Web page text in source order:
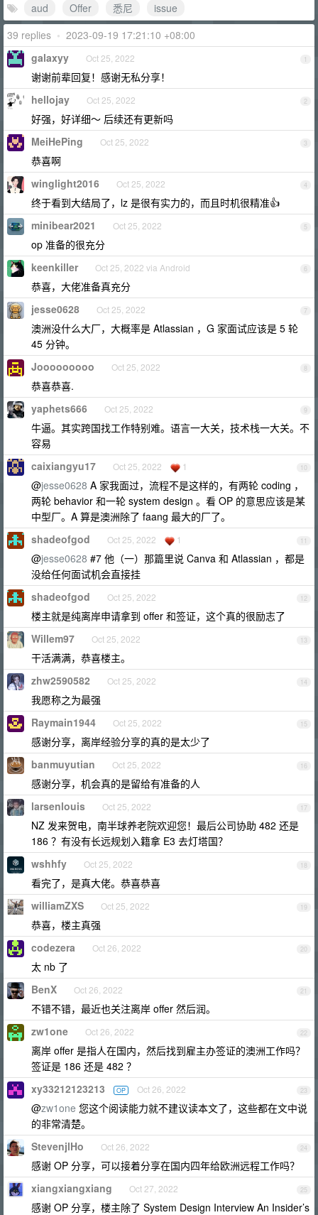
aud Offer 悉尼
issue
39 replies • 2023-09-19 17:21:10 +08:00
1
galaxyy Oct 25, 2022
谢谢前辈回复！感谢无私分享！
2
hellojay Oct 25, 2022
好强，好详细～ 后续还有更新吗
3
MeiHePing Oct 25, 2022
恭喜啊
4
winglight2016 Oct 25, 2022
终于看到大结局了，lz 是很有实力的，而且时机很精准👍
5
minibear2021 Oct 25, 2022
op 准备的很充分
6
keenkiller Oct 25, 2022 via Android
恭喜，大佬准备真充分
7
jesse0628 Oct 25, 2022
澳洲没什么大厂，大概率是 Atlassian ，G 家面试应该是 5 轮
45 分钟。
8
Jooooooooo Oct 25, 2022
恭喜恭喜.
9
yaphets666 Oct 25, 2022
牛逼。其实跨国找工作特别难。语言一大关，技术栈一大关。不
容易
10
caixiangyu17 Oct 25, 2022 1
@jesse0628 A 家我面过，流程不是这样的，有两轮 coding ，
两轮 behavior 和一轮 system design 。看 OP 的意思应该是某
中型厂。A 算是澳洲除了 faang 最大的厂了。
11
shadeofgod Oct 25, 2022 1
@jesse0628 #7 他（一）那篇里说 Canva 和 Atlassian ，都是
没给任何面试机会直接挂
12
shadeofgod Oct 25, 2022
楼主就是纯离岸申请拿到 offer 和签证，这个真的很励志了
13
Willem97 Oct 25, 2022
干活满满，恭喜楼主。
14
zhw2590582 Oct 25, 2022
我愿称之为最强
15
Raymain1944 Oct 25, 2022
感谢分享，离岸经验分享的真的是太少了
16
banmuyutian Oct 25, 2022
感谢分享，机会真的是留给有准备的人
17
larsenlouis Oct 25, 2022
NZ 发来贺电，南半球养老院欢迎您！最后公司协助 482 还是
186 ？有没有长远规划入籍拿 E3 去灯塔国？
18
wshhfy Oct 25, 2022
看完了，是真大佬。恭喜恭喜
19
williamZXS Oct 25, 2022
恭喜，楼主真强
20
codezera Oct 26, 2022
太 nb 了
21
BenX Oct 26, 2022
不错不错，最近也关注离岸 offer 然后润。
22
zw1one Oct 26, 2022
离岸 offer 是指人在国内，然后找到雇主办签证的澳洲工作吗？
签证是 186 还是 482 ？
23
xy33212123213 OP Oct 26, 2022
@zw1one 您这个阅读能力就不建议读本文了，这些都在文中说
的非常清楚。
24
StevenjlHo Oct 26, 2022
感谢 OP 分享，可以接着分享在国内四年给欧洲远程工作吗？
25
xiangxiangxiang Oct 27, 2022
感谢 OP 分享，楼主除了 System Design Interview An Insider’s